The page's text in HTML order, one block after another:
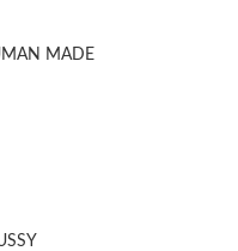
MADE